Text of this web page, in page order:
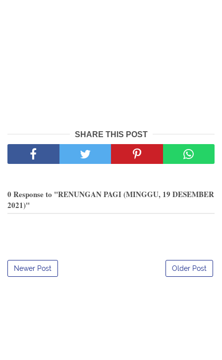
SHARE THIS POST
0 Response to "RENUNGAN PAGI (MINGGU, 19 DESEMBER
2021)"
Newer Post Older Post